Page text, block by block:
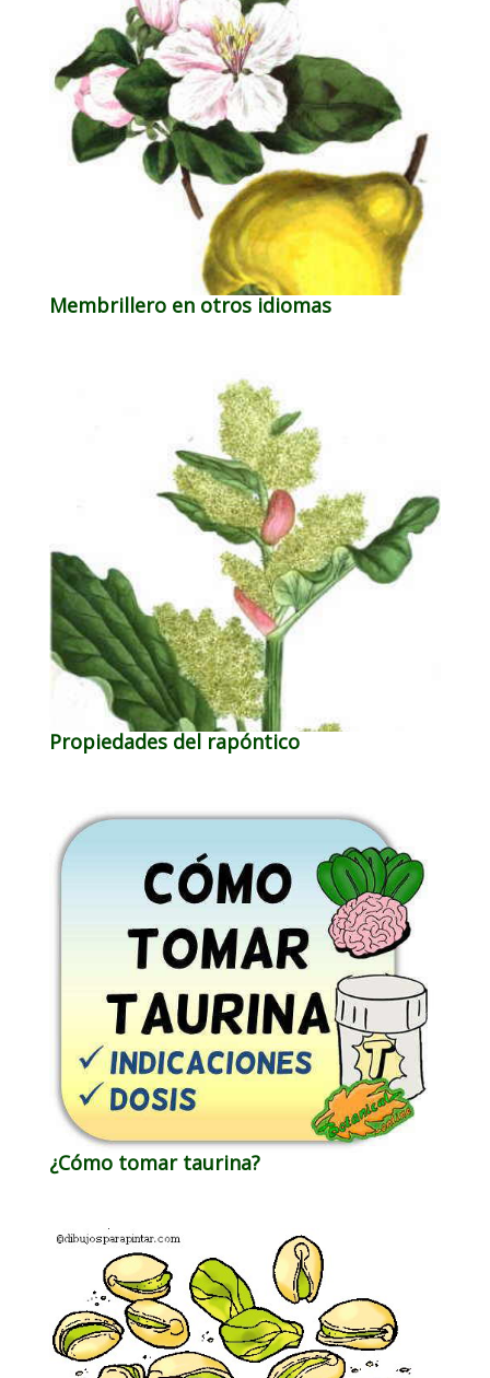
Membrillero en otros idiomas
Propiedades del rapóntico
¿Cómo tomar taurina?